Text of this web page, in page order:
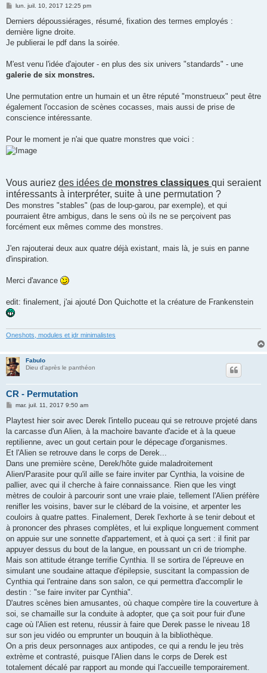
M
s
a
g
lun. juil. 10, 2017 12:25 pm
Derniers dépoussiérages, résumé, fixation des termes employés :
dernière ligne droite.
Je publierai le pdf dans la soirée.
M'est venu l'idée d'ajouter - en plus des six univers "standards" - une
galerie de six monstres.
Une permutation entre un humain et un être réputé "monstrueux" peut être
également l'occasion de scènes cocasses, mais aussi de prise de
conscience intéressante.
Pour le moment je n'ai que quatre monstres que voici :
Vous auriez des idées de monstres classiques qui seraient
intéressants à interpréter, suite à une permutation ?
Des monstres "stables" (pas de loup-garou, par exemple), et qui
pourraient être ambigus, dans le sens où ils ne se perçoivent pas
forcément eux mêmes comme des monstres.
J'en rajouterai deux aux quatre déjà existant, mais là, je suis en panne
d'inspiration.
Merci d'avance
edit: finalement, j'ai ajouté Don Quichotte et la créature de Frankenstein
Oneshots, modules et jdr minimalistes
Fabulo
Dieu d'après le panthéon
CR - Permutation
M
s
a
g
e
mar. juil. 11, 2017 9:50 am
Playtest hier soir avec Derek l'intello puceau qui se retrouve projeté dans
la carcasse d'un Alien, à la machoire bavante d'acide et à la queue
reptilienne, avec un gout certain pour le dépecage d'organismes.
Et l'Alien se retrouve dans le corps de Derek...
Dans une première scène, Derek/hôte guide maladroitement
Alien/Parasite pour qu'il aille se faire inviter par Cynthia, la voisine de
pallier, avec qui il cherche à faire connaissance. Rien que les vingt
mètres de couloir à parcourir sont une vraie plaie, tellement l'Alien préfère
renifler les voisins, baver sur le clébard de la voisine, et arpenter les
couloirs à quatre pattes. Finalement, Derek l'exhorte à se tenir debout et
à prononcer des phrases complètes, et lui explique longuement comment
on appuie sur une sonnette d'appartement, et à quoi ça sert : il finit par
appuyer dessus du bout de la langue, en poussant un cri de triomphe.
Mais son attitude étrange terrifie Cynthia. Il se sortira de l'épreuve en
simulant une soudaine attaque d'épilepsie, suscitant la compassion de
Cynthia qui l'entraine dans son salon, ce qui permettra d'accomplir le
destin : "se faire inviter par Cynthia".
D'autres scènes bien amusantes, où chaque compère tire la couverture à
soi, se chamaille sur la conduite à adopter, que ça soit pour fuir d'une
cage où l'Alien est retenu, réussir à faire que Derek passe le niveau 18
sur son jeu vidéo ou emprunter un bouquin à la bibliothèque.
On a pris deux personnages aux antipodes, ce qui a rendu le jeu très
extrème et contrasté, puisque l'Alien dans le corps de Derek est
totalement décalé par rapport au monde qui l'accueille temporairement.